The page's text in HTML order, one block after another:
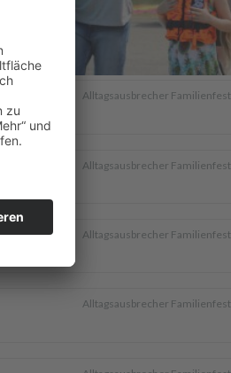
Alltagsausbrecher Familienfest
Alltagsausbrecher Familienfest
Alltagsausbrecher Familienfest
Alltagsausbrecher Familienfest